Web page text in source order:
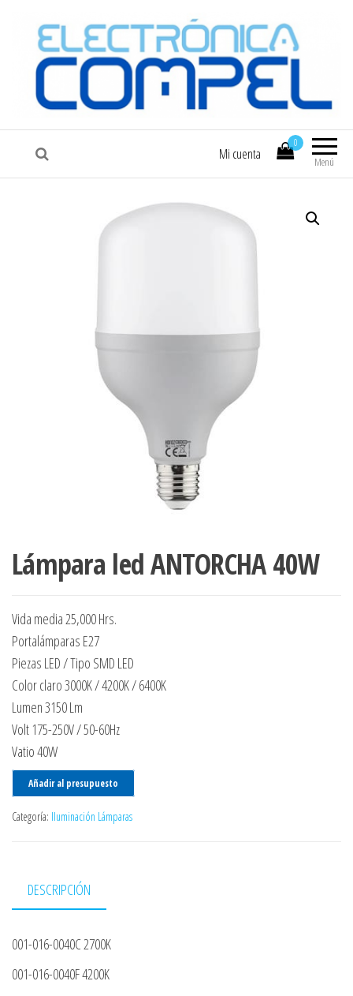
COMPEL Electrónica COMPEL
Menú
0
Mi cuenta
Lámpara led ANTORCHA 40W
Vida media 25,000 Hrs.
Portalámparas E27
Piezas LED / Tipo SMD LED
Color claro 3000K / 4200K / 6400K
Lumen 3150 Lm
Volt 175-250V / 50-60Hz
Vatio 40W
Añadir al presupuesto
Categoría: Iluminación Lámparas
DESCRIPCIÓN
001-016-0040C 2700K
001-016-0040F 4200K